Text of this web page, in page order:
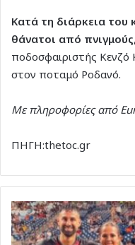
Κατά τη διάρκεια του
θάνατοι από πνιγμούς
ποδοσφαιριστής Κενζό
στον ποταμό Ροδανό.
Με πληροφορίες από
ΠΗΓΗ:thetoc.gr
Βενεζουέλα:
Ανείπωτη
τραγωδία